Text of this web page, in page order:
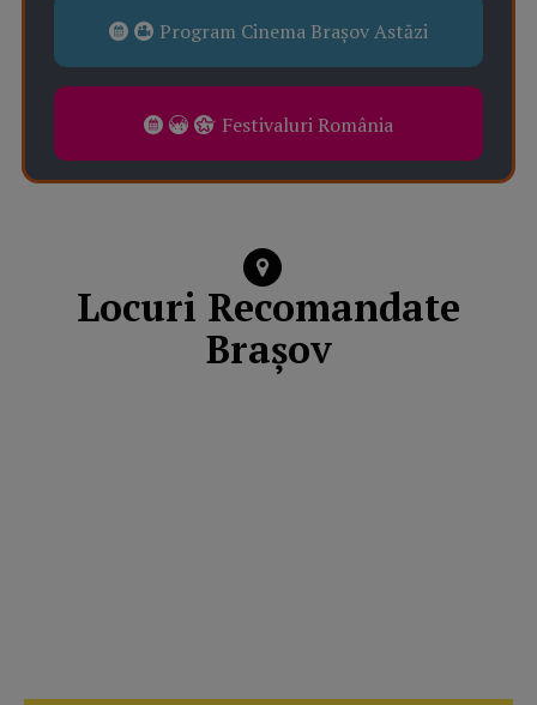
Program Cinema Brașov Astăzi
Festivaluri România
Locuri Recomandate
Brașov